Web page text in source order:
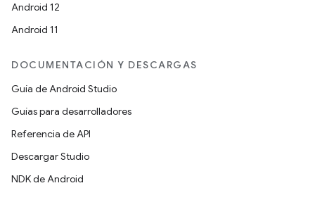
Android 12
Android 11
DOCUMENTACIÓN Y DESCARGAS
Guía de Android Studio
Guías para desarrolladores
Referencia de API
Descargar Studio
NDK de Android